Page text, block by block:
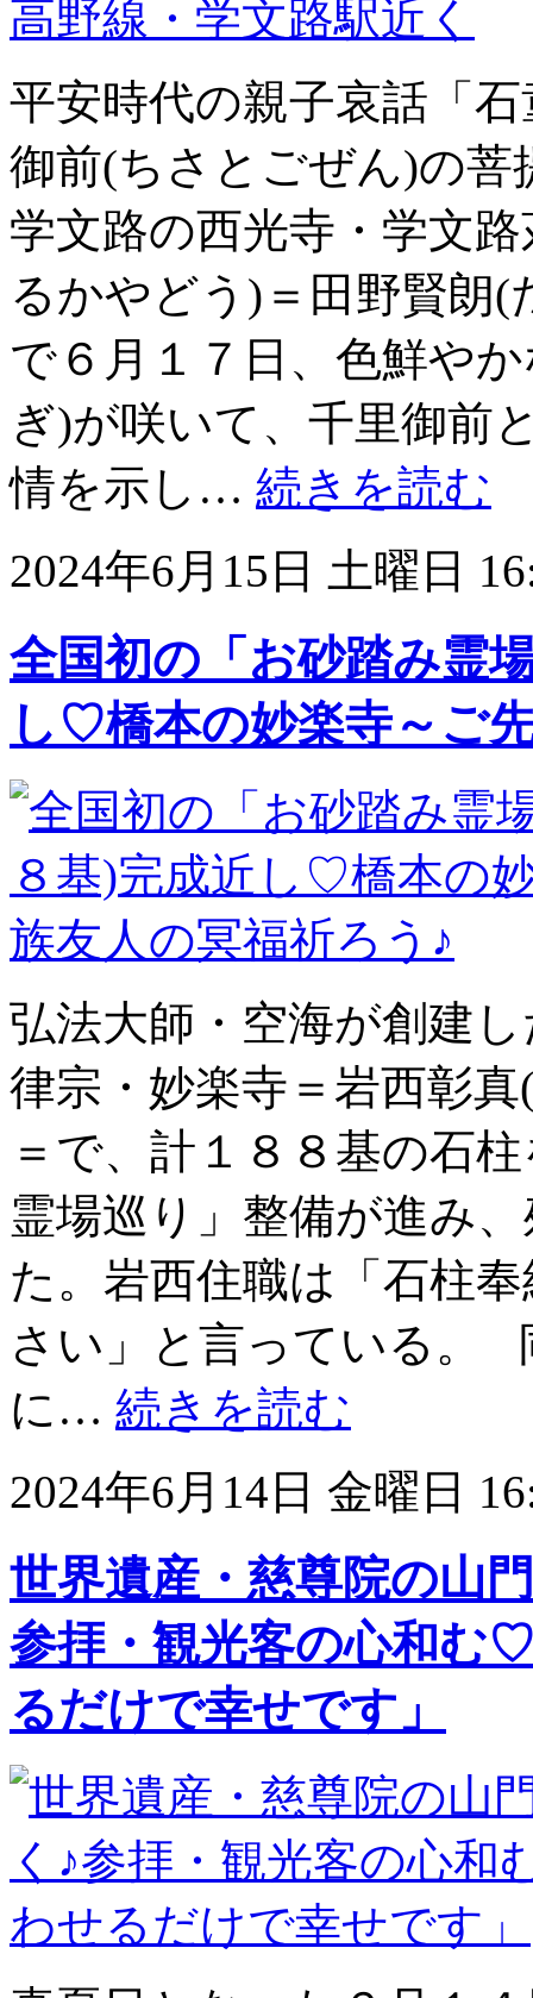
平安時代の親子哀話「
御前(ちさとごぜん)の菩
学文路の西光寺・学文
るかやどう)＝田野賢朗
で６月１７日、色鮮や
ぎ)が咲いて、千里御前
情を示し… 続きを読む
2024年6月15日 土曜日
全国初の「お砂踏み霊
し♡橋本の妙楽寺～ご
弘法大師・空海が創建
律宗・妙楽寺＝岩西彰
＝で、計１８８基の石
霊場巡り」整備が進み
た。岩西住職は「石柱
さい」と言っている。
に… 続きを読む
2024年6月14日 金曜日
世界遺産・慈尊院の山
参拝・観光客の心和む
るだけで幸せです」